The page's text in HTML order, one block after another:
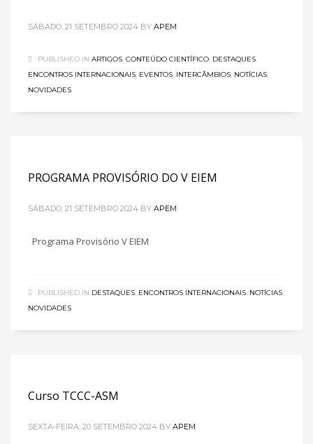
SÁBADO, 21 SETEMBRO 2024 BY APEM
PUBLISHED IN ARTIGOS, CONTEÚDO CIENTÍFICO, DESTAQUES,
ENCONTROS INTERNACIONAIS, EVENTOS, INTERCÂMBIOS, NOTÍCIAS,
NOVIDADES
PROGRAMA PROVISÓRIO DO V EIEM
SÁBADO, 21 SETEMBRO 2024 BY APEM
Programa Provisório V EIEM
PUBLISHED IN DESTAQUES, ENCONTROS INTERNACIONAIS, NOTÍCIAS,
NOVIDADES
Curso TCCC-ASM
SEXTA-FEIRA, 20 SETEMBRO 2024 BY APEM